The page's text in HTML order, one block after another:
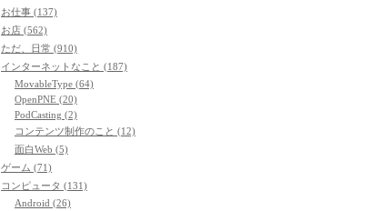
お仕事 (137)
お店 (562)
ただ、日常 (910)
インターネットなこと (187)
MovableType (64)
OpenPNE (20)
PodCasting (2)
コンテンツ制作のこと (12)
面白Web (5)
ゲーム (71)
コンピュータ (131)
Android (26)